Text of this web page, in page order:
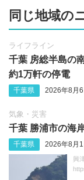
同じ地域の
ライフライン
千葉 房総半島の
約1万軒の停電
千葉県 2026年8月
気象・災害
千葉 勝浦市の海
千葉県 2026年8月
興